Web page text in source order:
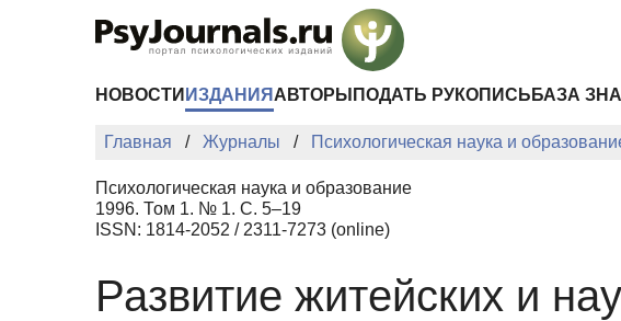
НОВОСТИ ИЗДАНИЯ АВТОРЫ ПОДАТЬ РУКОПИСЬ БАЗА
Главная Журналы Психологическая наука и
Психологическая наука и образование
1996. Том 1. № 1. С. 5–19
ISSN: 1814-2052 / 2311-7273 (online)
Развитие житейских и